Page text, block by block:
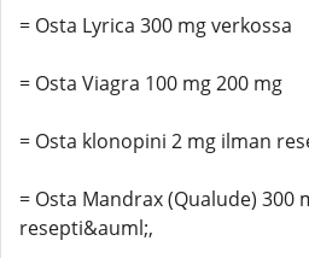
= Osta Lyrica 300 mg verkossa
= Osta Viagra 100 mg 200 mg
= Osta klonopini 2 mg ilman
= Osta Mandrax (Qualude) 300
resepti&auml;,